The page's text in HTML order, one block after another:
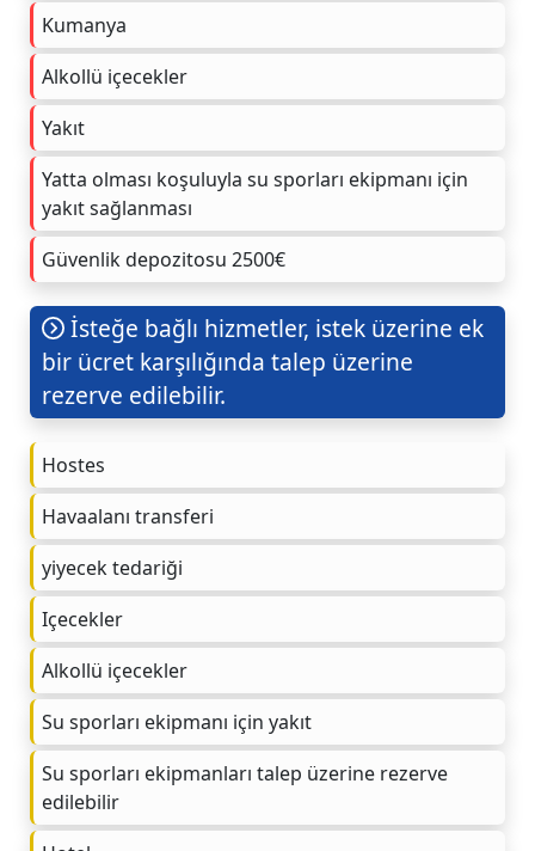
Kumanya
Alkollü içecekler
Yakıt
Yatta olması koşuluyla su sporları ekipmanı için
yakıt sağlanması
Güvenlik depozitosu 2500€
İsteğe bağlı hizmetler, istek üzerine ek
bir ücret karşılığında talep üzerine
rezerve edilebilir.
Hostes
Havaalanı transferi
yiyecek tedariği
Içecekler
Alkollü içecekler
Su sporları ekipmanı için yakıt
Su sporları ekipmanları talep üzerine rezerve
edilebilir